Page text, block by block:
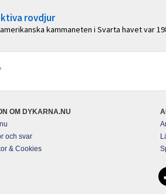
rovdjur
kam­maneten i Svarta havet var
OM DYKARNA.NU
och svar
& Cookies